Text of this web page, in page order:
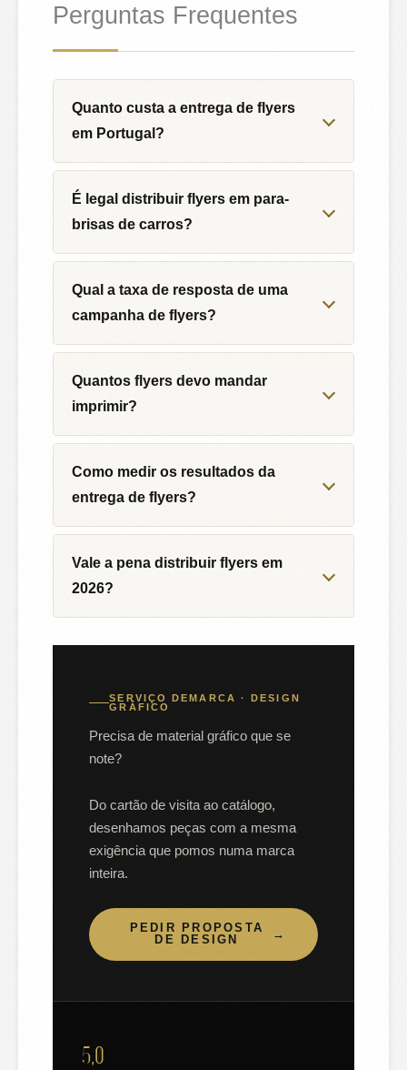
Perguntas Frequentes
Quanto custa a entrega de flyers
em Portugal?
É legal distribuir flyers em para-
brisas de carros?
Qual a taxa de resposta de uma
campanha de flyers?
Quantos flyers devo mandar
imprimir?
Como medir os resultados da
entrega de flyers?
Vale a pena distribuir flyers em
2026?
SERVIÇO DEMARCA · DESIGN
GRÁFICO
Precisa de material gráfico que se
note?
Do cartão de visita ao catálogo,
desenhamos peças com a mesma
exigência que pomos numa marca
inteira.
PEDIR PROPOSTA
DE DESIGN
→
5,0